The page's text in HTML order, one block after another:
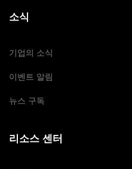
소식
기업의 소식
이벤트 알림
뉴스 구독
리소스 센터